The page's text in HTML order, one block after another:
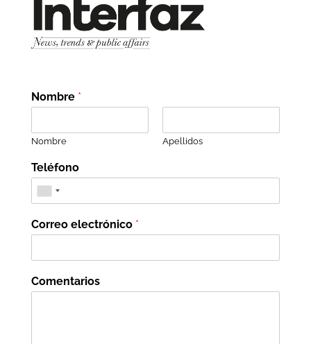
Nombre *
Nombre Apellidos
Teléfono
Correo electrónico *
Comentarios